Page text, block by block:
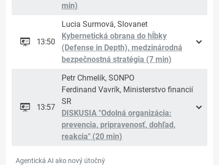
min)
13:50
Lucia Surmová, Slovanet
Kybernetická obrana do hĺbky
(Defense in Depth), medzinárodná
bezpečnostná stratégia (7 min)
13:57
Petr Chmelík, SONPO
Ferdinand Vavrík, Ministerstvo financií
SR
DISKUSIA "Odolná organizácia:
prevencia, pripravenosť, dohľad,
reakcia" (20 min)
Agentická AI ako nový útočný